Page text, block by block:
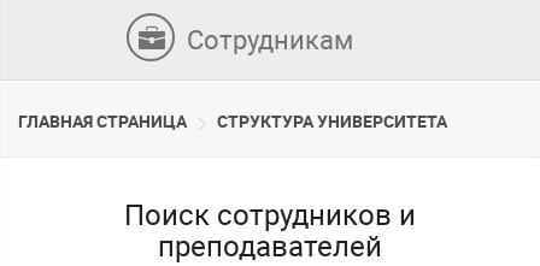
Сотрудникам
ГЛАВНАЯ СТРАНИЦА CТРУКТУРА УНИВЕРСИТЕТА
Поиск сотрудников и
преподавателей